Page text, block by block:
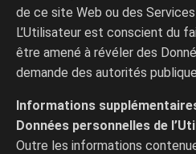
de ce site Web ou des
L’Utilisateur est conscient du
être amené à révéler des
demande des autorités
Informations
Données personnelles de
Outre les informations